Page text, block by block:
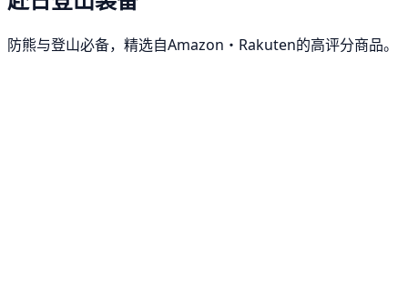
防熊与登山必备，精选自Amazon・Rakuten的高评分商品。